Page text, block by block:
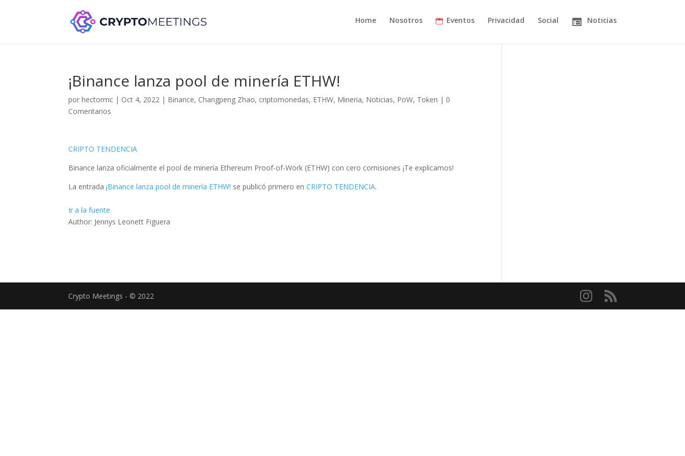
Home Nosotros Eventos Privacidad Social Noticias
¡Binance lanza pool de minería ETHW!
porhectormc | Oct 4, 2022 | Binance, Changpeng Zhao, criptomonedas, ETHW, Mineria, Noticias, PoW, Token | 0
Comentarios
CRIPTO TENDENCIA
Binance lanza oficialmente el pool de minería Ethereum Proof-of-Work (ETHW) con cero comisiones ¡Te explicamos!
La entrada¡Binance lanza pool de minería ETHW! se publicó primero enCRIPTO TENDENCIA.
Ir a la fuente
Author: Jennys Leonett Figuera
Crypto Meetings - © 2022